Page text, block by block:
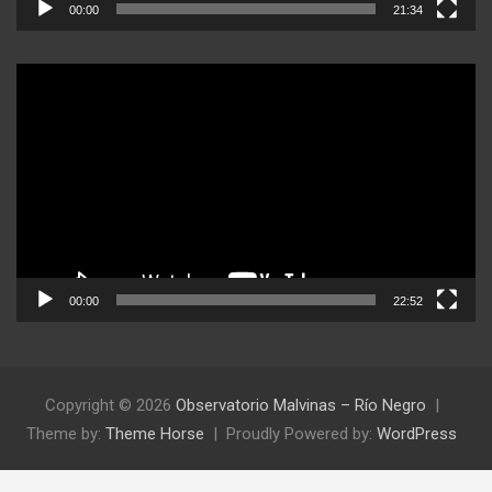
00:00 21:34
00:00 22:52
Copyright © 2026 Observatorio Malvinas – Río Negro
Theme by: Theme Horse Proudly Powered by: WordPress